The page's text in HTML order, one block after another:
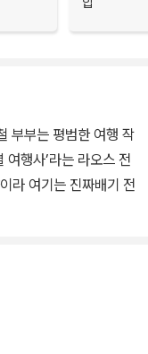
부부는 평범한 여행 작
여행사’라는 라오스 전
라 여기는 진짜배기 전
까지 쓰게 되었다는 그
는 먹거리, 그리고 정
라는 점을 라오스의